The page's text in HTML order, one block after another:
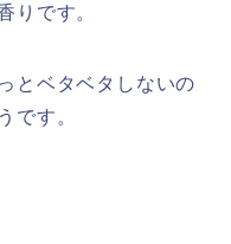
りです。
とベタベタしないの
です。